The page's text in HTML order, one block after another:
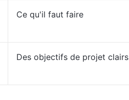
Ce qu'il faut faire
Des objectifs de projet clairs